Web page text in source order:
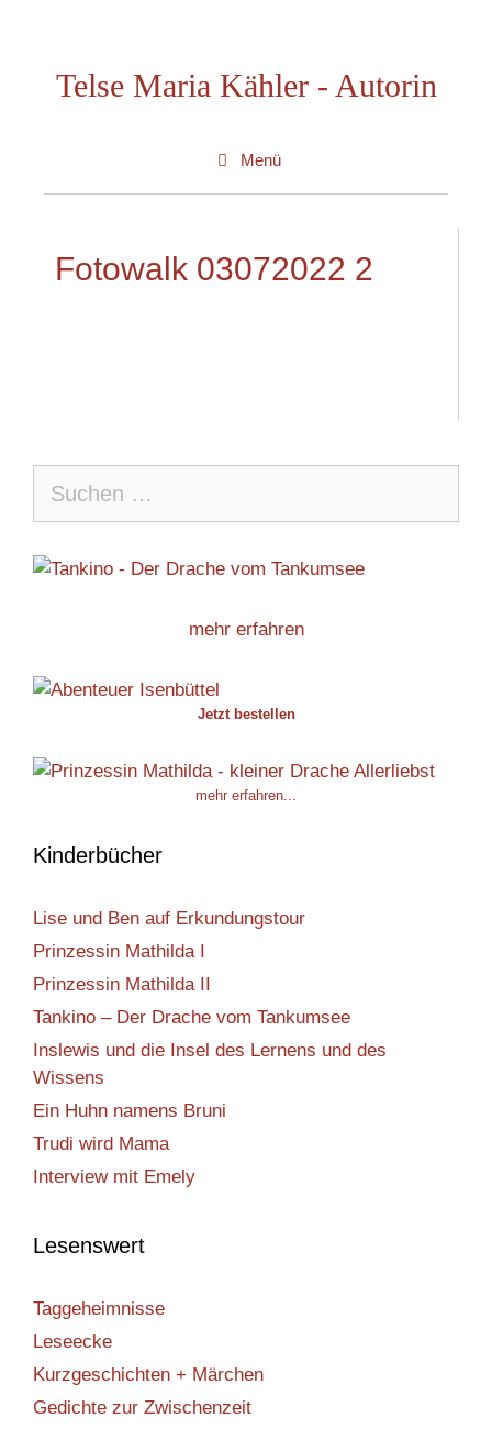
springenTelse Maria Kähler - Autorin
Menü
Fotowalk 03072022 2
nach:
mehr erfahren
Jetzt bestellen
mehr erfahren...
Kinderbücher
Lise und Ben auf Erkundungstour
Prinzessin Mathilda I
Prinzessin Mathilda II
Tankino – Der Drache vom Tankumsee
Inslewis und die Insel des Lernens und des
Wissens
Ein Huhn namens Bruni
Trudi wird Mama
Interview mit Emely
Lesenswert
Taggeheimnisse
Leseecke
Kurzgeschichten + Märchen
Gedichte zur Zwischenzeit